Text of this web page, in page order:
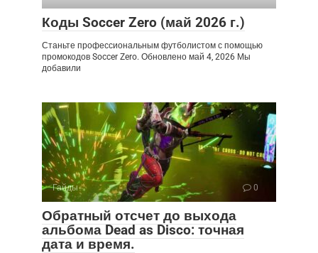
Коды Soccer Zero (май 2026 г.)
Станьте профессиональным футболистом с помощью
промокодов Soccer Zero. Обновлено май 4, 2026 Мы
добавили
Гайды 0
Обратный отсчет до выхода
альбома Dead as Disco: точная
дата и время.